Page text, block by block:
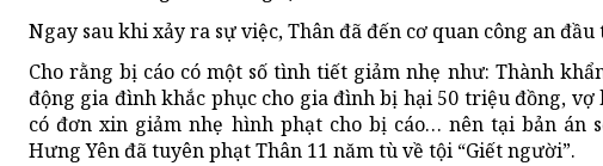
Ngay sau khi xảy ra sự việc, Thân đã đến cơ quan công an
Cho rằng bị cáo có một số tình tiết giảm nhẹ như: Thành
động gia đình khắc phục cho gia đình bị hại 50 triệu đồng, vợ
có đơn xin giảm nhẹ hình phạt cho bị cáo… nên tại bản án
Hưng Yên đã tuyên phạt Thân 11 năm tù về tội “Giết người”.